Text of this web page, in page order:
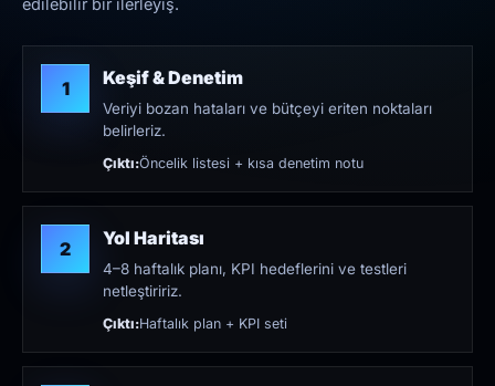
edilebilir bir ilerleyiş.
1 Keşif & Denetim
Veriyi bozan hataları ve bütçeyi eriten noktaları
belirleriz.
Çıktı:Öncelik listesi + kısa denetim notu
2 Yol Haritası
4–8 haftalık planı, KPI hedeflerini ve testleri
netleştiririz.
Çıktı:Haftalık plan + KPI seti